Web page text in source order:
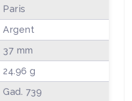
Paris
Argent
37 mm
24.96 g
Gad. 739